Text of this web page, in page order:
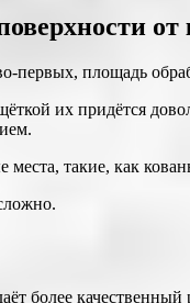
от
первых, площадь
их придётся
такие, как
более